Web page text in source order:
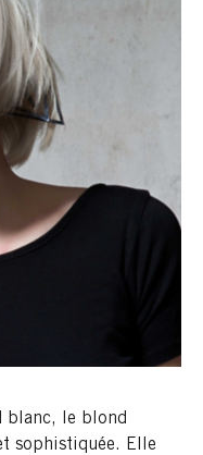
blanc, le blond
sophistiquée. Elle